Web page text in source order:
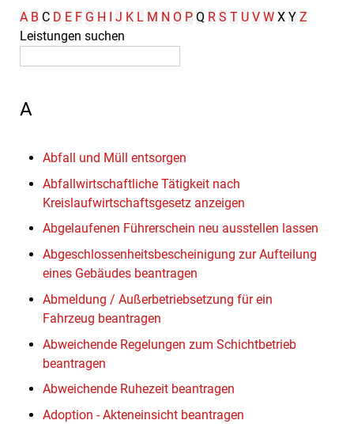
A B C D E F G H I J K L M N O P Q R S T U V W X Y Z
Leistungen suchen
A
Abfall und Müll entsorgen
Abfallwirtschaftliche Tätigkeit nach
Kreislaufwirtschaftsgesetz anzeigen
Abgelaufenen Führerschein neu ausstellen lassen
Abgeschlossenheitsbescheinigung zur Aufteilung
eines Gebäudes beantragen
Abmeldung / Außerbetriebsetzung für ein
Fahrzeug beantragen
Abweichende Regelungen zum Schichtbetrieb
beantragen
Abweichende Ruhezeit beantragen
Adoption - Akteneinsicht beantragen